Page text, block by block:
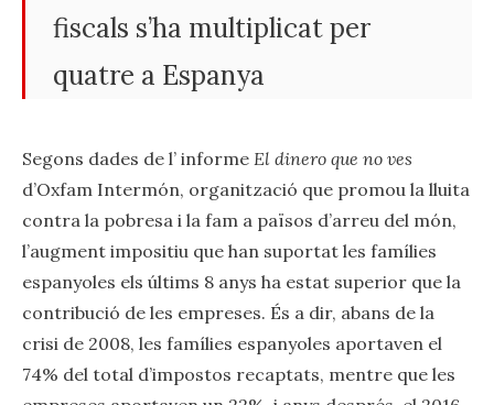
fiscals s’ha multiplicat per
quatre a Espanya
Segons dades de l’ informe El dinero que no ves
d’Oxfam Intermón, organització que promou la lluita
contra la pobresa i la fam a països d’arreu del món,
l’augment impositiu que han suportat les famílies
espanyoles els últims 8 anys ha estat superior que la
contribució de les empreses. És a dir, abans de la
crisi de 2008, les famílies espanyoles aportaven el
74% del total d’impostos recaptats, mentre que les